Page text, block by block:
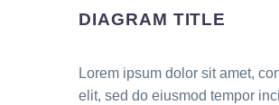
DIAGRAM TITLE
Lorem ipsum dolor sit amet,
elit, sed do eiusmod tempor